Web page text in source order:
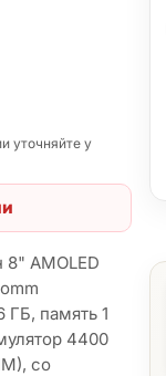
уточняйте у
AMOLED
ГБ, память 1
4400
со